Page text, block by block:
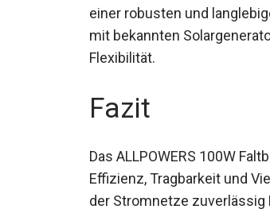
einer robusten und
mit bekannten
Flexibilität.
Fazit
Das ALLPOWERS 100W
Effizienz, Tragbarkeit und
der Stromnetze zuverlässig